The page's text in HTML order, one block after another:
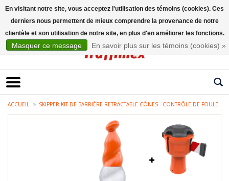
ACCUEIL SKIPPER KIT DE BARRIÈRE RETRACTABLE CÔNES - CONTRÔLE DE FOULE
En visitant notre site, vous acceptez l'utilisation des témoins (cookies). Ces
derniers nous permettent de mieux comprendre la provenance de notre
clientèle et son utilisation de notre site, en plus d'en améliorer les fonctions.
Masquer ce message En savoir plus sur les témoins (cookies) »